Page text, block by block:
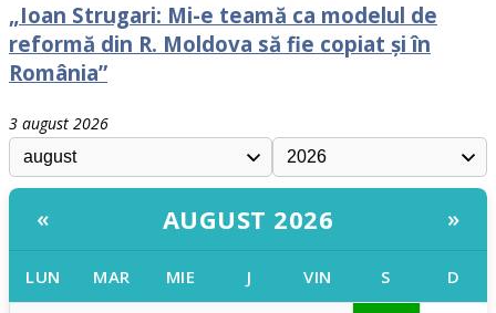
„Ioan Strugari: Mi-e teamă ca modelul de
reformă din R. Moldova să fie copiat și în
România”
3 august 2026
« AUGUST 2026 »
LUN MAR MIE J VIN S D